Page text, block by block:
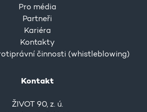
Pro média
Partneři
Kariéra
Kontakty
činnosti (whistleblowing)
Kontakt
ŽIVOT 90, z. ú.